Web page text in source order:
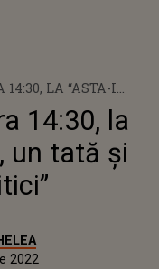
LA “ASTA-I
TATĂ ȘI CEI ȘASE „PITICI”
14:30, la
un tată și
2022